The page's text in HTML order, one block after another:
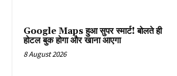
Google Maps हुआ सुपर स्मार्ट! बोलते ही
होटल बुक होगा और खाना आएगा
8 August 2026